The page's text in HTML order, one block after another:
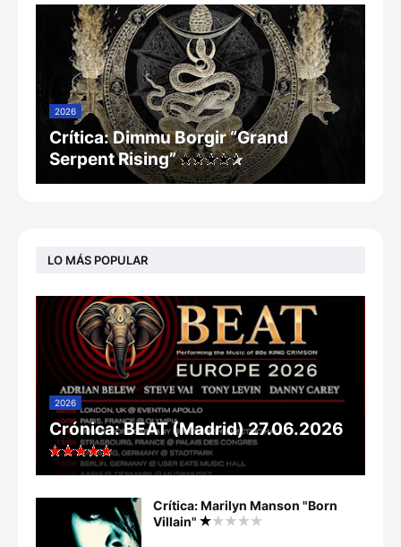
2026
Crítica: Dimmu Borgir “Grand
Serpent Rising”
LO MÁS POPULAR
2026
Crónica: BEAT (Madrid) 27.06.2026
Crítica: Marilyn Manson "Born
Villain"